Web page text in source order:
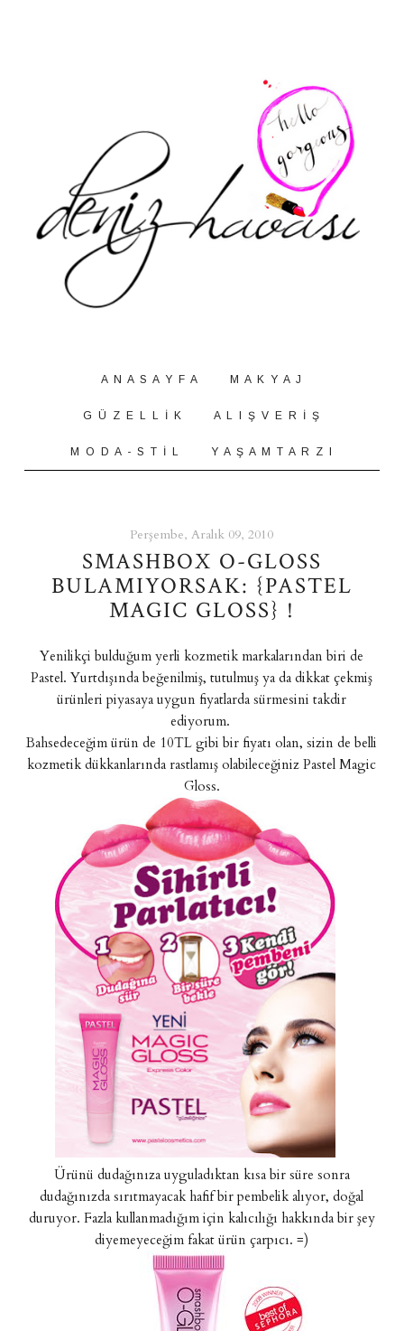
A N A S A Y F A M A K Y A J
G Ü Z E L L İ K A L I Ş V E R İ Ş
M O D A - S T İ L Y A Ş A M T A R Z I
Perşembe, Aralık 09, 2010
SMASHBOX O-GLOSS
BULAMIYORSAK: {PASTEL
MAGIC GLOSS} !
Yenilikçi bulduğum yerli kozmetik markalarından biri de
Pastel. Yurtdışında beğenilmiş, tutulmuş ya da dikkat çekmiş
ürünleri piyasaya uygun fiyatlarda sürmesini takdir
ediyorum.
Bahsedeceğim ürün de 10TL gibi bir fiyatı olan, sizin de belli
kozmetik dükkanlarında rastlamış olabileceğiniz Pastel Magic
Gloss.
Ürünü dudağınıza uyguladıktan kısa bir süre sonra
dudağınızda sırıtmayacak hafif bir pembelik alıyor, doğal
duruyor. Fazla kullanmadığım için kalıcılığı hakkında bir şey
diyemeyeceğim fakat ürün çarpıcı. =)